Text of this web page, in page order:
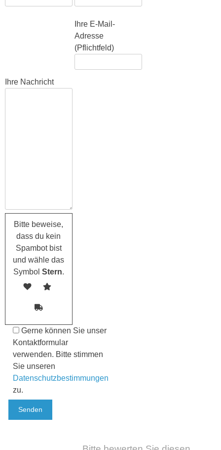
Ihre E-Mail-
Adresse
(Pflichtfeld)
Ihre Nachricht
Bitte beweise,
dass du kein
Spambot bist
und wähle das
Symbol Stern.
Gerne können Sie unser
Kontaktformular
verwenden. Bitte stimmen
Sie unseren
Datenschutzbestimmungen
zu.